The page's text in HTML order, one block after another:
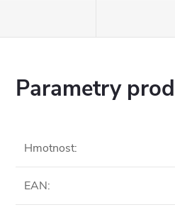
Parametry
Hmotnost:
EAN: